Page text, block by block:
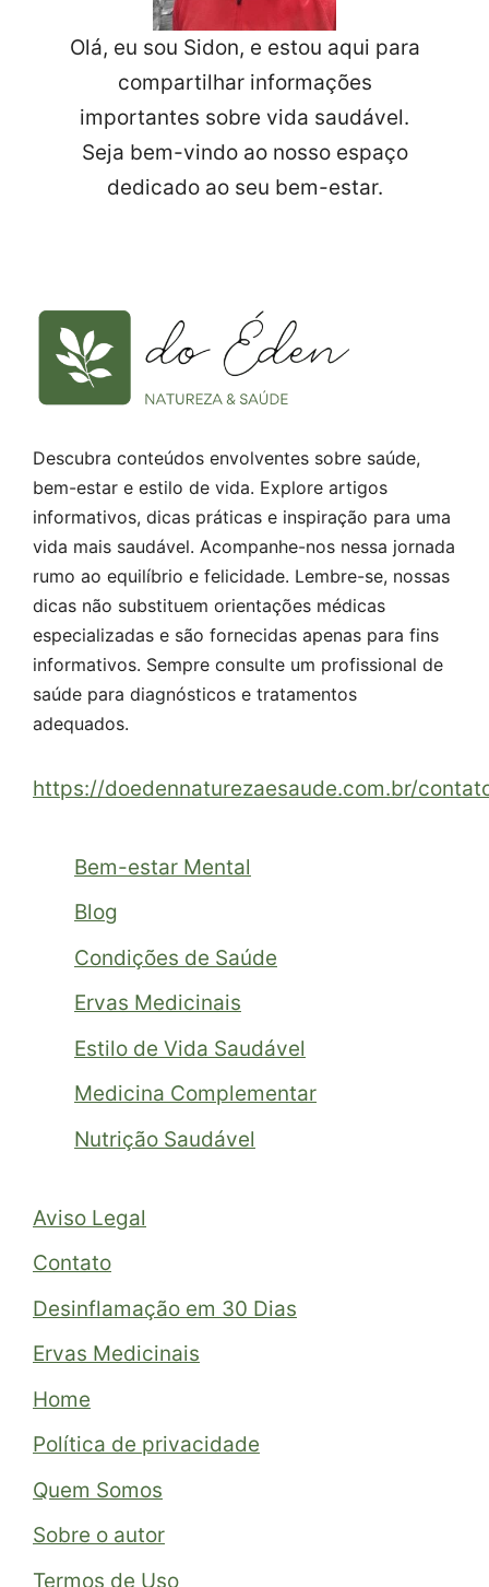
Olá, eu sou Sidon, e estou aqui para
compartilhar informações
importantes sobre vida saudável.
Seja bem-vindo ao nosso espaço
dedicado ao seu bem-estar.
Descubra conteúdos envolventes sobre saúde,
bem-estar e estilo de vida. Explore artigos
informativos, dicas práticas e inspiração para uma
vida mais saudável. Acompanhe-nos nessa jornada
rumo ao equilíbrio e felicidade. Lembre-se, nossas
dicas não substituem orientações médicas
especializadas e são fornecidas apenas para fins
informativos. Sempre consulte um profissional de
saúde para diagnósticos e tratamentos
adequados.
https://doedennaturezaesaude.com.br/
Bem-estar Mental
Blog
Condições de Saúde
Ervas Medicinais
Estilo de Vida Saudável
Medicina Complementar
Nutrição Saudável
Aviso Legal
Contato
Desinflamação em 30 Dias
Ervas Medicinais
Home
Política de privacidade
Quem Somos
Sobre o autor
Termos de Uso